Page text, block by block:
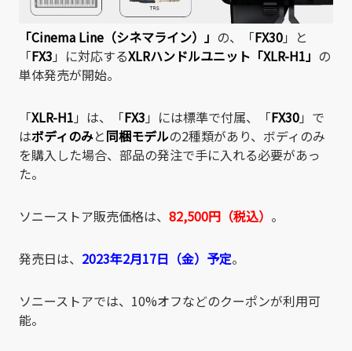
「Cinema Line（シネマライン）」 の、「FX30」と
「FX3 」に対応するXLRハンドルユニット「XLR-H1」 の
単体発売が開始。
「XLR-H1 」は、「FX3 」には標準で付属、「FX30」で
はボディのみと同梱モデルの2種類があり、ボディのみ
を購入した場合、部品の発注で手に入れる必要があっ
た。
ソニーストア販売価格は、 82,500円（税込） 。
発売日は、 2023年2月17日（金）予定。
ソニーストアでは、10%オフなどのクーポンが利用可
能。